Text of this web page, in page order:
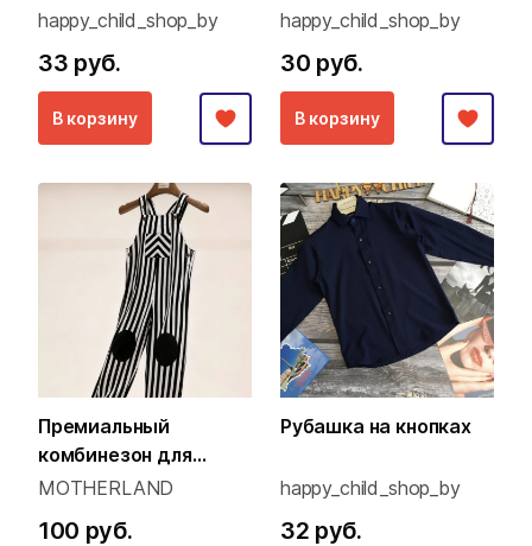
happy_child_shop_by
33 руб.
В корзину
happy_child_shop_by
30 руб.
В корзину
Премиальный
комбинезон для
малышей (Family Look
MOTHERLAND
100 руб.
Рубашка на кнопках
happy_child_shop_by
32 руб.